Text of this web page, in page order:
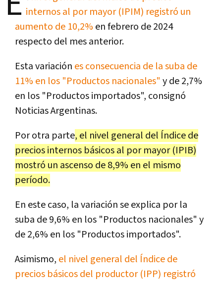
internos al por mayor (IPIM) registró un
aumento de 10,2% en febrero de 2024
respecto del mes anterior.
Esta variación es consecuencia de la suba de
11% en los "Productos nacionales" y de 2,7%
en los "Productos importados", consignó
Noticias Argentinas.
Por otra parte, el nivel general del Índice de
precios internos básicos al por mayor (IPIB)
mostró un ascenso de 8,9% en el mismo
período.
En este caso, la variación se explica por la
suba de 9,6% en los "Productos nacionales" y
de 2,6% en los "Productos importados".
Asimismo, el nivel general del Índice de
precios básicos del productor (IPP) registró